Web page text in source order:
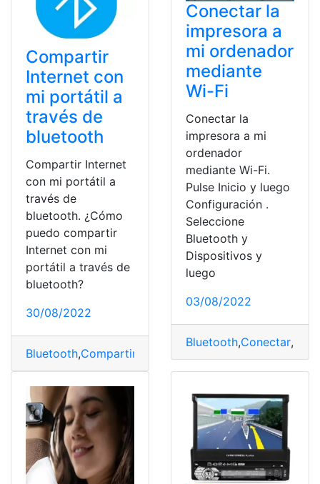
Compartir
Internet con
mi portátil a
través de
bluetooth
Compartir Internet
con mi portátil a
través de
bluetooth. ¿Cómo
puedo compartir
Internet con mi
portátil a través de
bluetooth?
30/08/2022
Bluetooth,Compartir
Conectar la
impresora a
mi ordenador
mediante
Wi-Fi
Conectar la
impresora a mi
ordenador
mediante Wi-Fi.
Pulse Inicio y luego
Configuración .
Seleccione
Bluetooth y
Dispositivos y
luego
03/08/2022
Bluetooth,Conectar,